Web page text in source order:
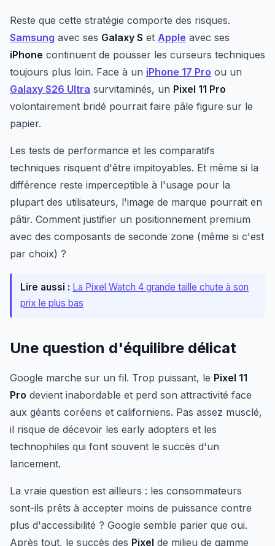
Reste que cette stratégie comporte des risques.
Samsung avec ses Galaxy S et Apple avec ses
iPhone continuent de pousser les curseurs techniques
toujours plus loin. Face à un iPhone 17 Pro ou un
Galaxy S26 Ultra survitaminés, un Pixel 11 Pro
volontairement bridé pourrait faire pâle figure sur le
papier.
Les tests de performance et les comparatifs
techniques risquent d'être impitoyables. Et même si la
différence reste imperceptible à l'usage pour la
plupart des utilisateurs, l'image de marque pourrait en
pâtir. Comment justifier un positionnement premium
avec des composants de seconde zone (même si c'est
par choix) ?
Lire aussi : La Pixel Watch 4 grande taille chute à son
prix le plus bas
Une question d'équilibre délicat
Google marche sur un fil. Trop puissant, le Pixel 11
Pro devient inabordable et perd son attractivité face
aux géants coréens et californiens. Pas assez musclé,
il risque de décevoir les early adopters et les
technophiles qui font souvent le succès d'un
lancement.
La vraie question est ailleurs : les consommateurs
sont-ils prêts à accepter moins de puissance contre
plus d'accessibilité ? Google semble parier que oui.
Après tout, le succès des Pixel de milieu de gamme